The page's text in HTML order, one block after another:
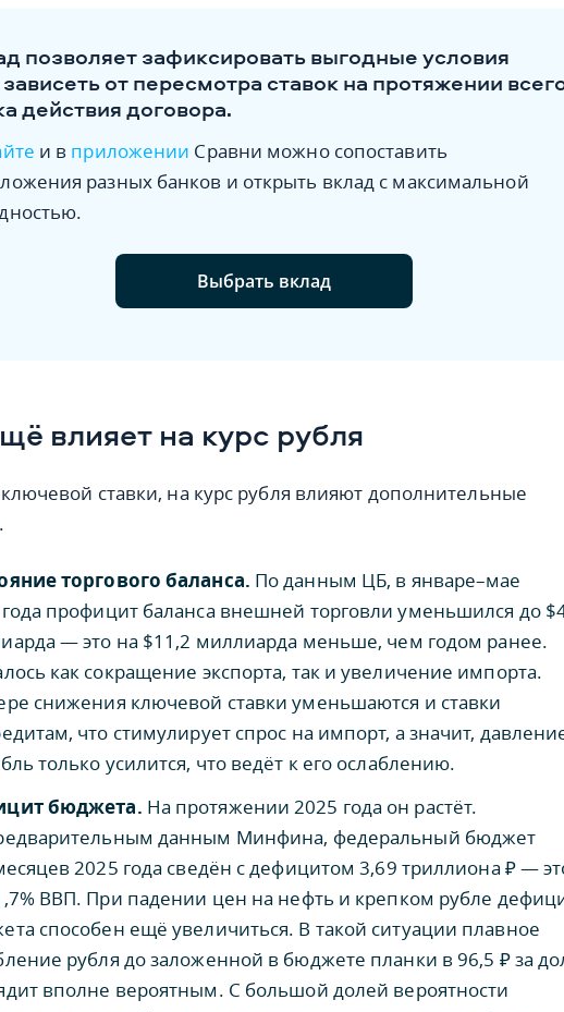
позволяет зафиксировать выгодные условия
от пересмотра ставок на протяжении
действия договора.
и в приложении Сравни можно сопоставить
разных банков и открыть вклад с максимальной
Выбрать вклад
влияет на курс рубля
ставки, на курс рубля влияют дополнительные
торгового баланса. По данным ЦБ, в январе–мае
профицит баланса внешней торговли уменьшился до
— это на $11,2 миллиарда меньше, чем годом ранее.
как сокращение экспорта, так и увеличение импорта.
снижения ключевой ставки уменьшаются и ставки
что стимулирует спрос на импорт, а значит,
только усилится, что ведёт к его ослаблению.
бюджета. На протяжении 2025 года он растёт.
данным Минфина, федеральный бюджет
2025 года сведён с дефицитом 3,69 триллиона ₽ —
ВВП. При падении цен на нефть и крепком рубле
способен ещё увеличиться. В такой ситуации плавное
рубля до заложенной в бюджете планки в 96,5 ₽ за
вполне вероятным. C большой долей вероятности